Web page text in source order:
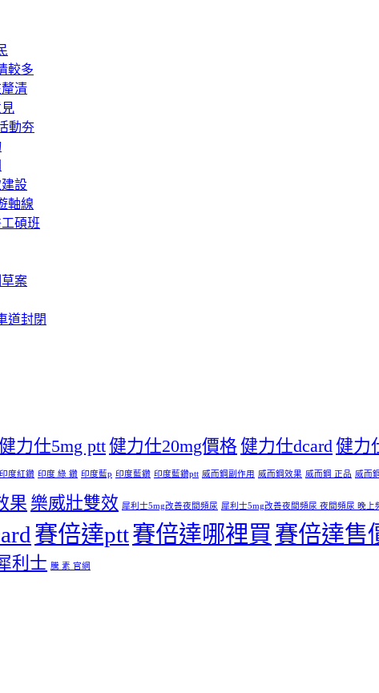
較多
清
動夯
設
軸線
碩班
案
道封閉
力仕5mg ptt健力仕20mg價格健力仕dcard健力
印度紅鑽 印度 綠 鑽 印度藍p 印度藍鑽 印度藍鑽ptt 威而鋼副作用 威而鋼效果 威而鋼 正品 威而
果 樂威壯雙效 犀利士5mg改善夜間頻尿 犀利士5mg改善夜間頻尿 夜間頻尿 晚
賽倍達ptt賽倍達哪裡買 賽倍達售
利士 騰 素 官網